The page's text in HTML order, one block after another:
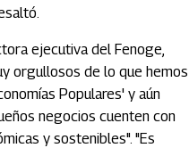
ejecutiva del Fenoge,
orgullosos de lo que hemos
Populares' y aún
negocios cuenten con
y sostenibles". "Es